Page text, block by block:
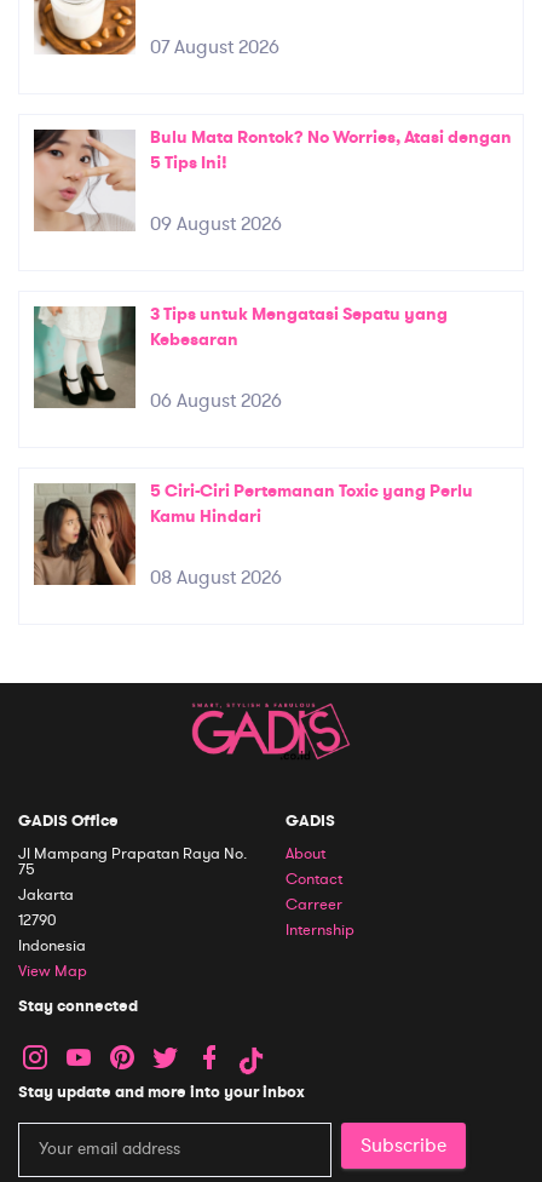
07 August 2026
Bulu Mata Rontok? No Worries, Atasi dengan
5 Tips Ini!
09 August 2026
3 Tips untuk Mengatasi Sepatu yang
Kebesaran
06 August 2026
5 Ciri-Ciri Pertemanan Toxic yang Perlu
Kamu Hindari
08 August 2026
GADIS Office
Jl Mampang Prapatan Raya No.
75
Jakarta
12790
Indonesia
View Map
GADIS
About
Contact
Carreer
Internship
Stay connected
Stay update and more into your inbox
Subscribe